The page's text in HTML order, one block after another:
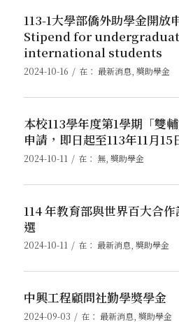
113-1大學部僑外助學金開放
Stipend for
international students
2024-10-16 / 在： 最新消息 獎助學金
本校113學年度第1學期「雙
申請，即日起至113年11月15
2024-10-11 / 在： 無, 獎助學金
114 年教育部與世界百大合
選
2024-10-11 / 在： 最新消息, 獎助學金
中興工程顧問社勤學獎學金
2024-09-03 / 在： 最新消息 獎助學金